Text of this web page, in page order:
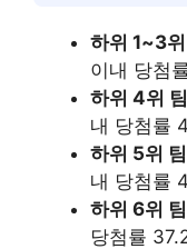
하위 1~3
이내 당첨
하위 4위 팀
내 당첨률
하위 5위 팀
내 당첨률
하위 6위 팀
당첨률